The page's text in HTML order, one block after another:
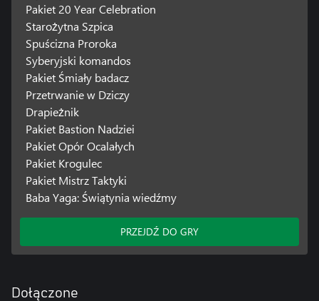
Pakiet 20 Year Celebration
Starożytna Szpica
Spuścizna Proroka
Syberyjski komandos
Pakiet Śmiały badacz
Przetrwanie w Dziczy
Drapieżnik
Pakiet Bastion Nadziei
Pakiet Opór Ocalałych
Pakiet Krogulec
Pakiet Mistrz Taktyki
Baba Yaga: Świątynia wiedźmy
PRZEJDŹ DO GRY
Dołączone